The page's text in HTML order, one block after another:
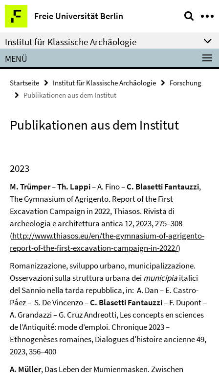
Springe
direkt
zu
Inhalt
Freie Universität Berlin
Service-
Navigation
Institut für Klassische Archäologie
MENÜ
Startseite Institut für Klassische Archäologie
Forschung
Publikationen aus dem Institut
Publikationen aus dem Institut
2023
M. Trümper–Th. Lappi– A. Fino –C. Blasetti Fantauzzi,
The Gymnasium of Agrigento. Report of the First
Excavation Campaign in 2022, Thiasos. Rivista di
archeologia e architettura antica 12, 2023, 275–308
(http://www.thiasos.eu/en/the-gymnasium-of-agrigento-
report-of-the-first-excavation-campaign-in-2022/)
Romanizzazione, sviluppo urbano, municipalizzazione.
Osservazioni sulla struttura urbana dei municipiaitalici
del Sannio nella tarda repubblica, in: A. Dan – E. Castro-
Páez – S. De Vincenzo –C. Blasetti Fantauzzi– F. Dupont –
A. Grandazzi – G. Cruz Andreotti, Les concepts en sciences
de l’Antiquité: mode d’emploi. Chronique 2023 –
Ethnogenèses romaines, Dialogues d'histoire ancienne 49,
2023, 356–400
A. Müller, Das Leben der Mumienmasken. Zwischen